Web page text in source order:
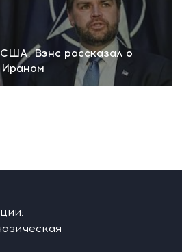
Вэнс рассказал о
Ираном